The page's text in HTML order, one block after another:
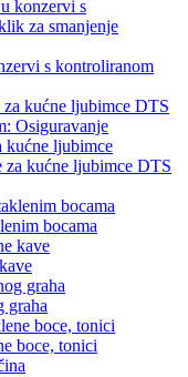
s kontroliranom
za kućne ljubimce DTS
bocama
graha
boce, tonici